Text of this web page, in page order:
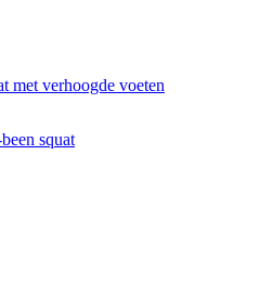
met verhoogde voeten
squat